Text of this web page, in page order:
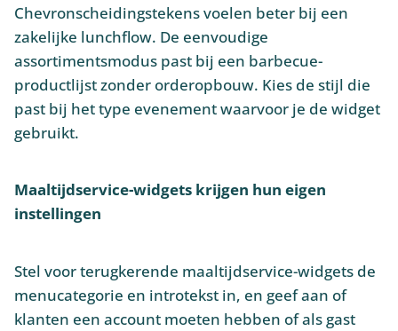
Chevronscheidingstekens voelen beter bij een
zakelijke lunchflow. De eenvoudige
assortimentsmodus past bij een barbecue-
productlijst zonder orderopbouw. Kies de stijl die
past bij het type evenement waarvoor je de widget
gebruikt.
Maaltijdservice-widgets krijgen hun eigen
instellingen
Stel voor terugkerende maaltijdservice-widgets de
menucategorie en introtekst in, en geef aan of
klanten een account moeten hebben of als gast